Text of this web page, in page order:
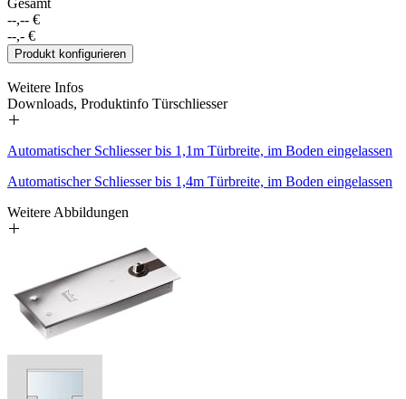
--,-- €
--,- €
Produkt konfigurieren
Weitere Infos
Downloads, Produktinfo Türschliesser
Automatischer Schliesser bis 1,1m Türbreite, im Boden eingelassen
Automatischer Schliesser bis 1,4m Türbreite, im Boden eingelassen
Weitere Abbildungen